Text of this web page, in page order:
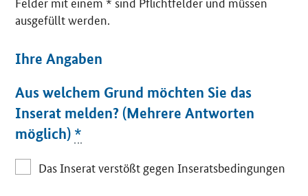
ausgefüllt werden.
Ihre Angaben
Aus welchem Grund möchten Sie das
Inserat melden? (Mehrere Antworten
möglich) *
Das Inserat verstößt gegen Inseratsbedingungen